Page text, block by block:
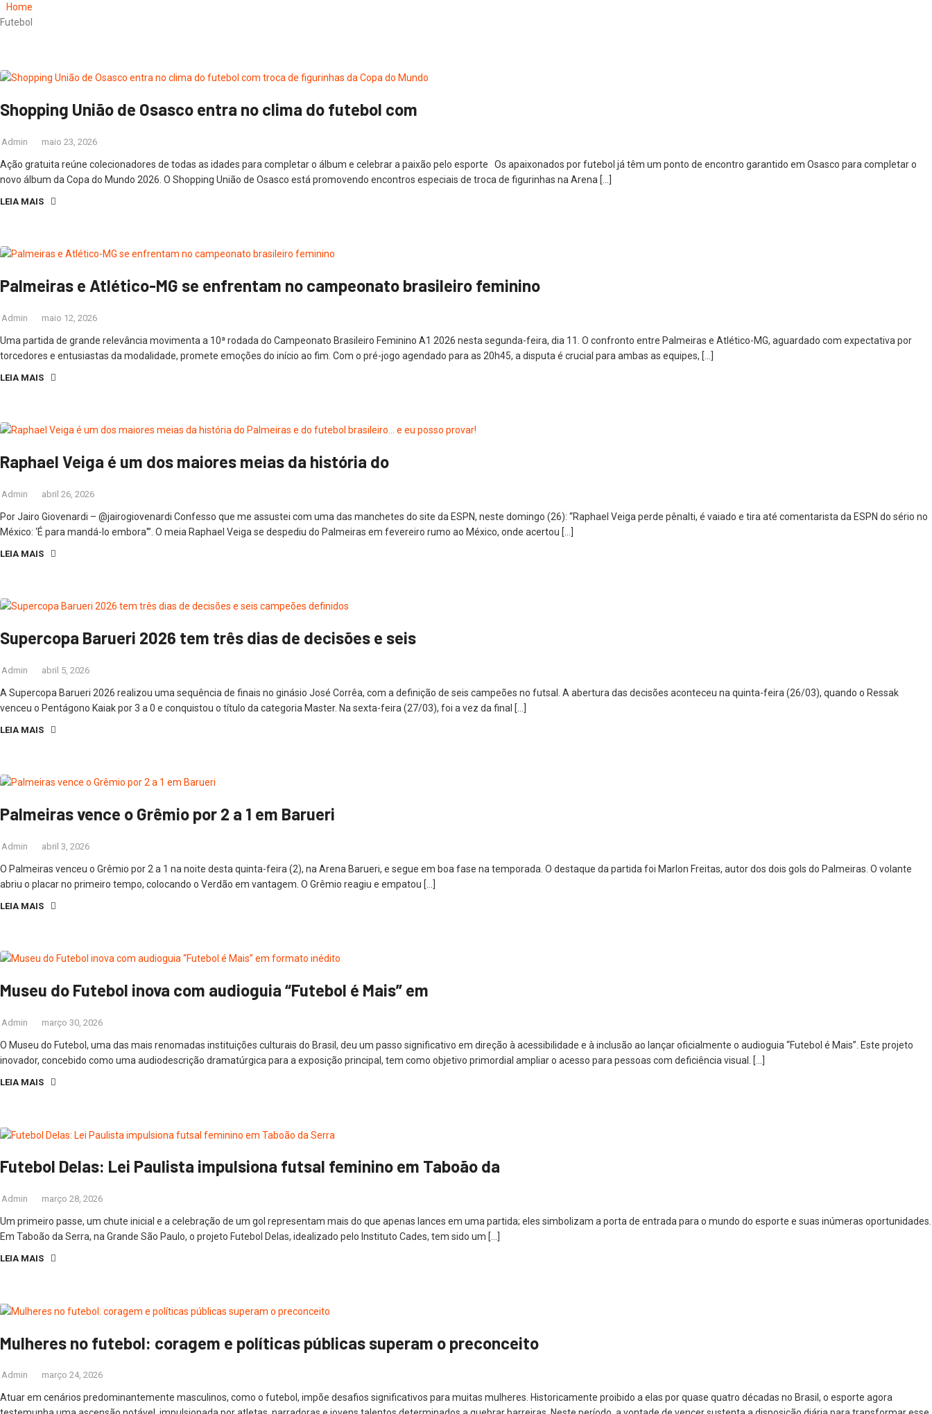
Home
Futebol
Shopping União de Osasco entra no clima do futebol com
Admin maio 23, 2026
Ação gratuita reúne colecionadores de todas as idades para completar o álbum e celebrar a paixão pelo esporte Os apaixonados por futebol já têm um ponto de encontro garantido em Osasco para completar o
novo álbum da Copa do Mundo 2026. O Shopping União de Osasco está promovendo encontros especiais de troca de figurinhas na Arena […]
LEIA MAIS
Palmeiras e Atlético-MG se enfrentam no campeonato brasileiro feminino
Admin maio 12, 2026
Uma partida de grande relevância movimenta a 10ª rodada do Campeonato Brasileiro Feminino A1 2026 nesta segunda-feira, dia 11. O confronto entre Palmeiras e Atlético-MG, aguardado com expectativa por
torcedores e entusiastas da modalidade, promete emoções do início ao fim. Com o pré-jogo agendado para as 20h45, a disputa é crucial para ambas as equipes, […]
LEIA MAIS
Raphael Veiga é um dos maiores meias da história do
Admin abril 26, 2026
Por Jairo Giovenardi – @jairogiovenardi Confesso que me assustei com uma das manchetes do site da ESPN, neste domingo (26): “Raphael Veiga perde pênalti, é vaiado e tira até comentarista da ESPN do sério no
México: ‘É para mandá-lo embora'”. O meia Raphael Veiga se despediu do Palmeiras em fevereiro rumo ao México, onde acertou […]
LEIA MAIS
Supercopa Barueri 2026 tem três dias de decisões e seis
Admin abril 5, 2026
A Supercopa Barueri 2026 realizou uma sequência de finais no ginásio José Corrêa, com a definição de seis campeões no futsal. A abertura das decisões aconteceu na quinta-feira (26/03), quando o Ressak
venceu o Pentágono Kaiak por 3 a 0 e conquistou o título da categoria Master. Na sexta-feira (27/03), foi a vez da final […]
LEIA MAIS
Palmeiras vence o Grêmio por 2 a 1 em Barueri
Admin abril 3, 2026
O Palmeiras venceu o Grêmio por 2 a 1 na noite desta quinta-feira (2), na Arena Barueri, e segue em boa fase na temporada. O destaque da partida foi Marlon Freitas, autor dos dois gols do Palmeiras. O volante
abriu o placar no primeiro tempo, colocando o Verdão em vantagem. O Grêmio reagiu e empatou […]
LEIA MAIS
Museu do Futebol inova com audioguia “Futebol é Mais” em
Admin março 30, 2026
O Museu do Futebol, uma das mais renomadas instituições culturais do Brasil, deu um passo significativo em direção à acessibilidade e à inclusão ao lançar oficialmente o audioguia “Futebol é Mais”. Este projeto
inovador, concebido como uma audiodescrição dramatúrgica para a exposição principal, tem como objetivo primordial ampliar o acesso para pessoas com deficiência visual. […]
LEIA MAIS
Futebol Delas: Lei Paulista impulsiona futsal feminino em Taboão da
Admin março 28, 2026
Um primeiro passe, um chute inicial e a celebração de um gol representam mais do que apenas lances em uma partida; eles simbolizam a porta de entrada para o mundo do esporte e suas inúmeras oportunidades.
Em Taboão da Serra, na Grande São Paulo, o projeto Futebol Delas, idealizado pelo Instituto Cades, tem sido um […]
LEIA MAIS
Mulheres no futebol: coragem e políticas públicas superam o preconceito
Admin março 24, 2026
Atuar em cenários predominantemente masculinos, como o futebol, impõe desafios significativos para muitas mulheres. Historicamente proibido a elas por quase quatro décadas no Brasil, o esporte agora